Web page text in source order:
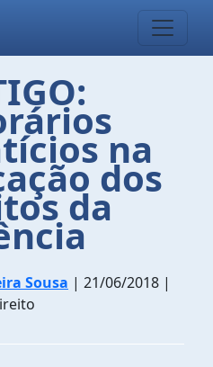
na
dos
da
Sousa | 21/06/2018 |